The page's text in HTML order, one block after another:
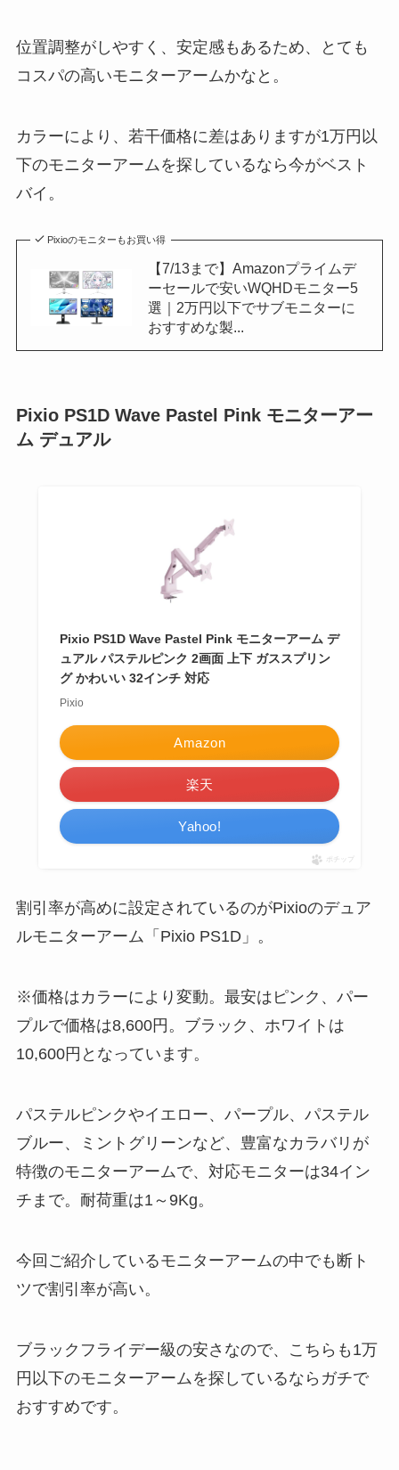
位置調整がしやすく、安定感もあるため、とても
コスパの高いモニターアームかなと。
カラーにより、若干価格に差はありますが1万円以
下のモニターアームを探しているなら今がベスト
バイ。
Pixioのモニターもお買い得
【7/13まで】Amazonプライムデ
ーセールで安いWQHDモニター5
選｜2万円以下でサブモニターに
おすすめな製...
Pixio PS1D Wave Pastel Pink モニターアー
ム デュアル
Pixio PS1D Wave Pastel Pink モニターアーム デ
ュアル パステルピンク 2画面 上下 ガススプリン
グ かわいい 32インチ 対応
Pixio
Amazon
楽天
Yahoo!
ポチップ
割引率が高めに設定されているのがPixioのデュア
ルモニターアーム「Pixio PS1D」。
※価格はカラーにより変動。最安はピンク、パー
プルで価格は8,600円。ブラック、ホワイトは
10,600円となっています。
パステルピンクやイエロー、パープル、パステル
ブルー、ミントグリーンなど、豊富なカラバリが
特徴のモニターアームで、対応モニターは34イン
チまで。耐荷重は1～9Kg。
今回ご紹介しているモニターアームの中でも断ト
ツで割引率が高い。
ブラックフライデー級の安さなので、こちらも1万
円以下のモニターアームを探しているならガチで
おすすめです。